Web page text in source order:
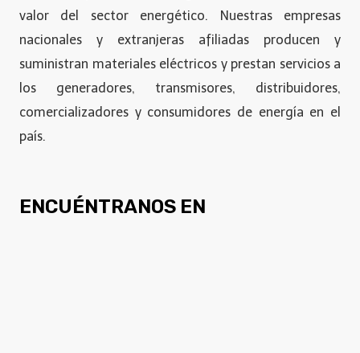
valor del sector energético. Nuestras empresas
nacionales y extranjeras afiliadas producen y
suministran materiales eléctricos y prestan servicios a
los generadores, transmisores, distribuidores,
comercializadores y consumidores de energía en el
país.
ENCUÉNTRANOS EN